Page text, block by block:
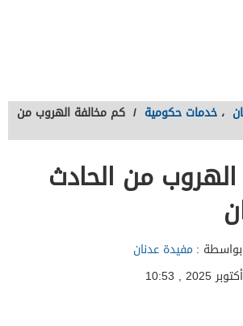
، خدمات حكومية / كم مخالفة الهروب من
من الحادث
بواسطة : مفيدة عدنان